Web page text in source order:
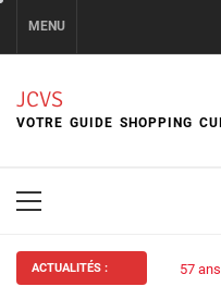
content
MENU
JCVS
VOTRE GUIDE SHOPPING
Primary
ACTUALITÉS : 57